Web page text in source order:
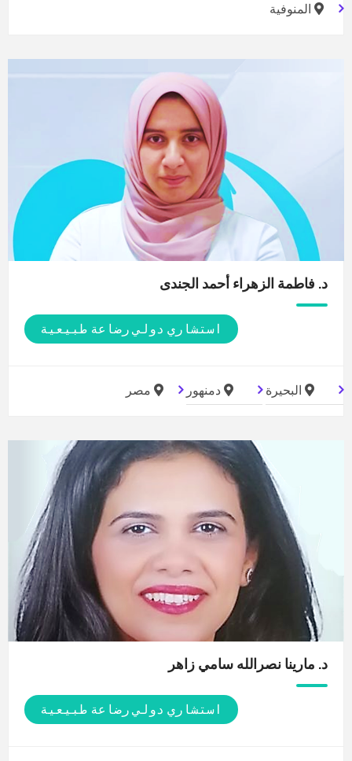
المنوفية
د. فاطمة الزهراء أحمد الجندى
استشاري دولي رضاعة طبيعية
البحيرة دمنهور مصر
د. مارينا نصرالله سامي زاهر
استشاري دولي رضاعة طبيعية